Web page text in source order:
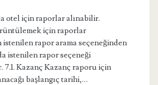
otel için raporlar alınabilir.
için raporlar
rapor arama seçeneğinden
istenilen rapor seçeneği
7.1. Kazanç Kazanç raporu için
başlangıç tarihi,…